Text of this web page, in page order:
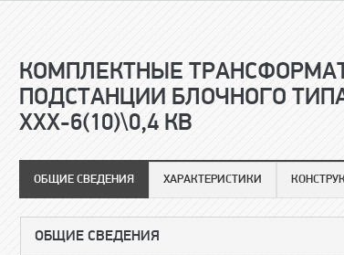
КОМПЛЕКТНЫЕ
ПОДСТАНЦИИ БЛОЧНОГО
ХХХ-6(10)\0,4 КВ
ОБЩИЕ СВЕДЕНИЯ ХАРАКТЕРИСТИКИ
ОБЩИЕ СВЕДЕНИЯ